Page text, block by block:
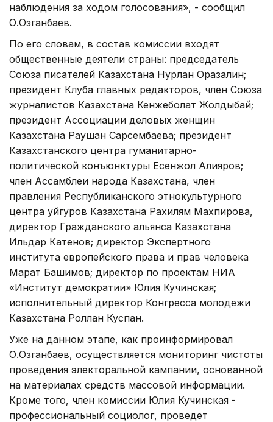
наблюдения за ходом голосования», - сообщил
О.Озганбаев.
По его словам, в состав комиссии входят
общественные деятели страны: председатель
Союза писателей Казахстана Нурлан Оразалин;
президент Клуба главных редакторов, член Союза
журналистов Казахстана Кенжеболат Жолдыбай;
президент Ассоциации деловых женщин
Казахстана Раушан Сарсембаева; президент
Казахстанского центра гуманитарно-
политической конъюнктуры Есенжол Алияров;
член Ассамблеи народа Казахстана, член
правления Республиканского этнокультурного
центра уйгуров Казахстана Рахилям Махпирова,
директор Гражданского альянса Казахстана
Ильдар Катенов; директор Экспертного
института европейского права и прав человека
Марат Башимов; директор по проектам НИА
«Институт демократии» Юлия Кучинская;
исполнительный директор Конгресса молодежи
Казахстана Роллан Куспан.
Уже на данном этапе, как проинформировал
О.Озганбаев, осуществляется мониторинг чистоты
проведения электоральной кампании, основанной
на материалах средств массовой информации.
Кроме того, член комиссии Юлия Кучинская -
профессиональный социолог, проведет